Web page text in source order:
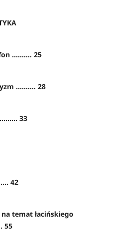
.......... 25
.......... 28
33
42
temat łacińskiego
55